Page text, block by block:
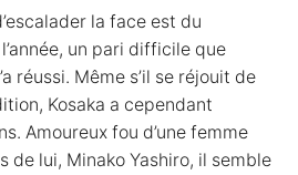
la face est du
un pari difficile que
réussi. Même s’il se réjouit de
Kosaka a cependant
Amoureux fou d’une femme
de lui, Minako Yashiro, il semble